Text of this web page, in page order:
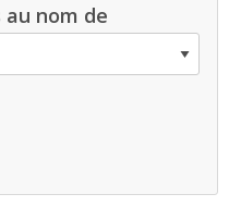
nom de